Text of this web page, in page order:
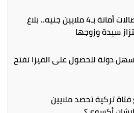
التبرع بكليته مقابل إيصالات أمانة بـ4 ملايين جنيه.. بلاغ
سيدة وزوجها
شنجن 2026.. أسهل دولة للحصول على الفيزا تفتح
تركية تحصد ملايين